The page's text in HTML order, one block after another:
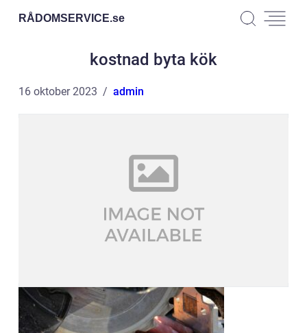
RÅDOMSERVICE.se
kostnad byta kök
16 oktober 2023 admin